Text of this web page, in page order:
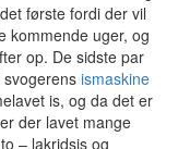
første fordi der vil
kommende uger, og
op. De sidste par
ismaskine
is, og da det er
der lavet mange
– lakridsis og